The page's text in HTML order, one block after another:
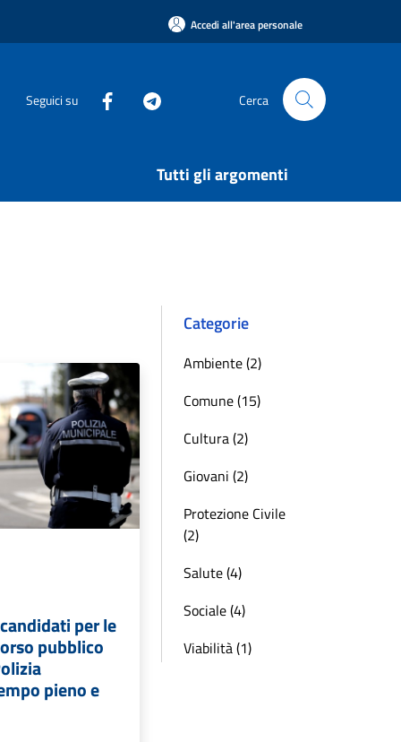
Accedi all'area personale
Seguici su Cerca
Tutti gli argomenti
per le
pubblico
pieno e
Categorie
Ambiente (2)
Comune (15)
Cultura (2)
Giovani (2)
Protezione Civile
(2)
Salute (4)
Sociale (4)
Viabilità (1)